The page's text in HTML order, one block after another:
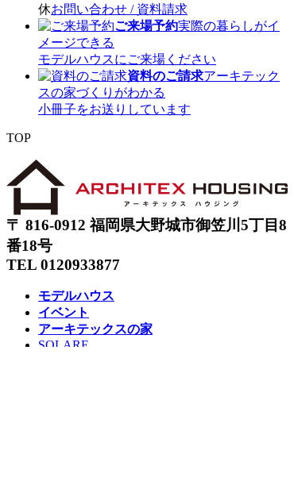
休お問い合わせ / 資料請求
ご来場予約実際の暮らしがイ
メージできる
モデルハウスにご来場ください
資料のご請求アーキテック
スの家づくりがわかる
小冊子をお送りしています
TOP
〒 816-0912 福岡県大野城市御笠川5丁目8
番18号
TEL 0120933877
モデルハウス
イベント
アーキテックスの家
SOLARE